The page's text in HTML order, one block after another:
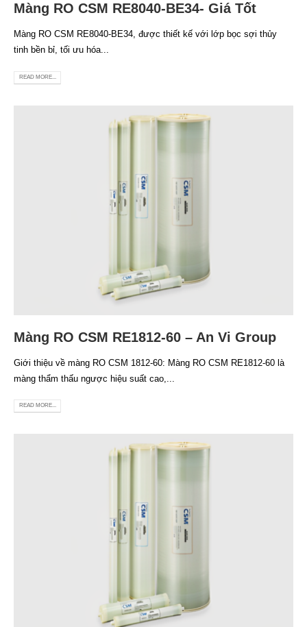
Màng RO CSM RE8040-BE34- Giá Tốt
Màng RO CSM RE8040-BE34, được thiết kế với lớp bọc sợi thủy
tinh bền bỉ, tối ưu hóa...
READ MORE...
Màng RO CSM RE1812-60 – An Vi Group
Giới thiệu về màng RO CSM 1812-60: Màng RO CSM RE1812-60 là
màng thẩm thấu ngược hiệu suất cao,...
READ MORE...